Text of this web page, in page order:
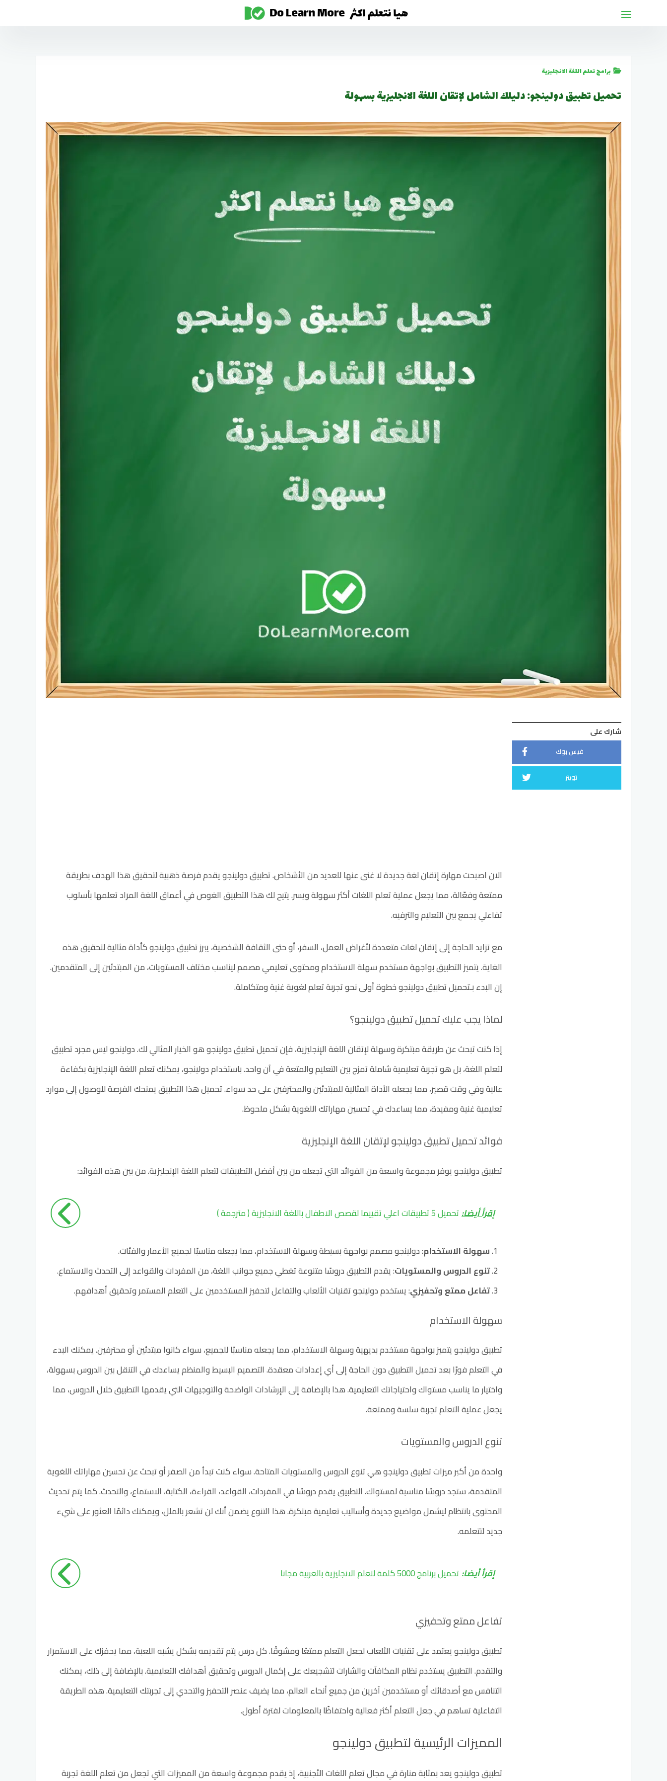
برامج تعلم اللغة الانجليزية
تحميل تطبيق دولينجو: دليلك الشامل لإتقان اللغة الانجليزية بسهولة
شارك على
فيس بوك
تويتر
الان اصبحت مهارة إتقان لغة جديدة لا غنى عنها للعديد من الأشخاص. تطبيق دولينجو يقدم فرصة ذهبية لتحقيق هذا الهدف بطريقة
ممتعة وفعّالة، مما يجعل عملية تعلم اللغات أكثر سهولة ويسر. يتيح لك هذا التطبيق الغوص في أعماق اللغة المراد تعلمها بأسلوب
تفاعلي يجمع بين التعليم والترفيه.
مع تزايد الحاجة إلى إتقان لغات متعددة لأغراض العمل، السفر، أو حتى الثقافة الشخصية، يبرز تطبيق دولينجو كأداة مثالية لتحقيق هذه
الغاية. يتميز التطبيق بواجهة مستخدم سهلة الاستخدام ومحتوى تعليمي مصمم ليناسب مختلف المستويات، من المبتدئين إلى المتقدمين.
إن البدء بـتحميل تطبيق دولينجو خطوة أولى نحو تجربة تعلم لغوية غنية ومتكاملة.
لماذا يجب عليك تحميل تطبيق دولينجو؟
إذا كنت تبحث عن طريقة مبتكرة وسهلة لإتقان اللغة الإنجليزية، فإن تحميل تطبيق دولينجو هو الخيار المثالي لك. دولينجو ليس مجرد تطبيق
لتعلم اللغة، بل هو تجربة تعليمية شاملة تمزج بين التعليم والمتعة في آن واحد. باستخدام دولينجو، يمكنك تعلم اللغة الإنجليزية بكفاءة
عالية وفي وقت قصير، مما يجعله الأداة المثالية للمبتدئين والمحترفين على حد سواء. تحميل هذا التطبيق يمنحك الفرصة للوصول إلى موارد
تعليمية غنية ومفيدة، مما يساعدك في تحسين مهاراتك اللغوية بشكل ملحوظ.
فوائد تحميل تطبيق دولينجو لإتقان اللغة الإنجليزية
تطبيق دولينجو يوفر مجموعة واسعة من الفوائد التي تجعله من بين أفضل التطبيقات لتعلم اللغة الإنجليزية. من بين هذه الفوائد:
إقرأ أيضا:تحميل 5 تطبيقات اعلي تقييما لقصص الاطفال باللغة الانجليزية ( مترجمة )
سهولة الاستخدام: دولينجو مصمم بواجهة بسيطة وسهلة الاستخدام، مما يجعله مناسبًا لجميع الأعمار والفئات.
تنوع الدروس والمستويات: يقدم التطبيق دروسًا متنوعة تغطي جميع جوانب اللغة، من المفردات والقواعد إلى التحدث والاستماع.
تفاعل ممتع وتحفيزي: يستخدم دولينجو تقنيات الألعاب والتفاعل لتحفيز المستخدمين على التعلم المستمر وتحقيق أهدافهم.
سهولة الاستخدام
تطبيق دولينجو يتميز بواجهة مستخدم بديهية وسهلة الاستخدام، مما يجعله مناسبًا للجميع، سواء كانوا مبتدئين أو محترفين. يمكنك البدء
في التعلم فورًا بعد تحميل التطبيق دون الحاجة إلى أي إعدادات معقدة. التصميم البسيط والمنظم يساعدك في التنقل بين الدروس بسهولة،
واختيار ما يناسب مستواك واحتياجاتك التعليمية. هذا بالإضافة إلى الإرشادات الواضحة والتوجيهات التي يقدمها التطبيق خلال الدروس، مما
يجعل عملية التعلم تجربة سلسة وممتعة.
تنوع الدروس والمستويات
واحدة من أكبر ميزات تطبيق دولينجو هي تنوع الدروس والمستويات المتاحة. سواء كنت تبدأ من الصفر أو تبحث عن تحسين مهاراتك اللغوية
المتقدمة، ستجد دروسًا مناسبة لمستواك. التطبيق يقدم دروسًا في المفردات، القواعد، القراءة، الكتابة، الاستماع، والتحدث. كما يتم تحديث
المحتوى بانتظام ليشمل مواضيع جديدة وأساليب تعليمية مبتكرة. هذا التنوع يضمن أنك لن تشعر بالملل، ويمكنك دائمًا العثور على شيء
جديد لتتعلمه.
إقرأ أيضا:تحميل برنامج 5000 كلمة لتعلم الانجليزية بالعربية مجانا
تفاعل ممتع وتحفيزي
تطبيق دولينجو يعتمد على تقنيات الألعاب لجعل التعلم ممتعًا ومشوقًا. كل درس يتم تقديمه بشكل يشبه اللعبة، مما يحفزك على الاستمرار
والتقدم. التطبيق يستخدم نظام المكافآت والشارات لتشجيعك على إكمال الدروس وتحقيق أهدافك التعليمية. بالإضافة إلى ذلك، يمكنك
التنافس مع أصدقائك أو مستخدمين آخرين من جميع أنحاء العالم، مما يضيف عنصر التحفيز والتحدي إلى تجربتك التعليمية. هذه الطريقة
التفاعلية تساهم في جعل التعلم أكثر فعالية واحتفاظًا بالمعلومات لفترة أطول.
المميزات الرئيسية لتطبيق دولينجو
تطبيق دولينجو يعد بمثابة منارة في مجال تعلم اللغات الأجنبية، إذ يقدم مجموعة واسعة من المميزات التي تجعل من تعلم اللغة تجربة